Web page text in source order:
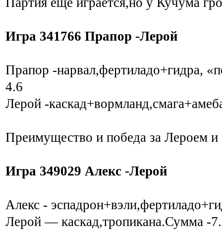
Игра 341766 Прапор -Лерой
Прапор -нарвал,фертиладо+гидра,
4.6
Лерой -
Преимущество и победа за Лероем и
Игра 349029 Алекс -Лерой
Алекс -
Лерой — каскад,тропикана.Сумма -